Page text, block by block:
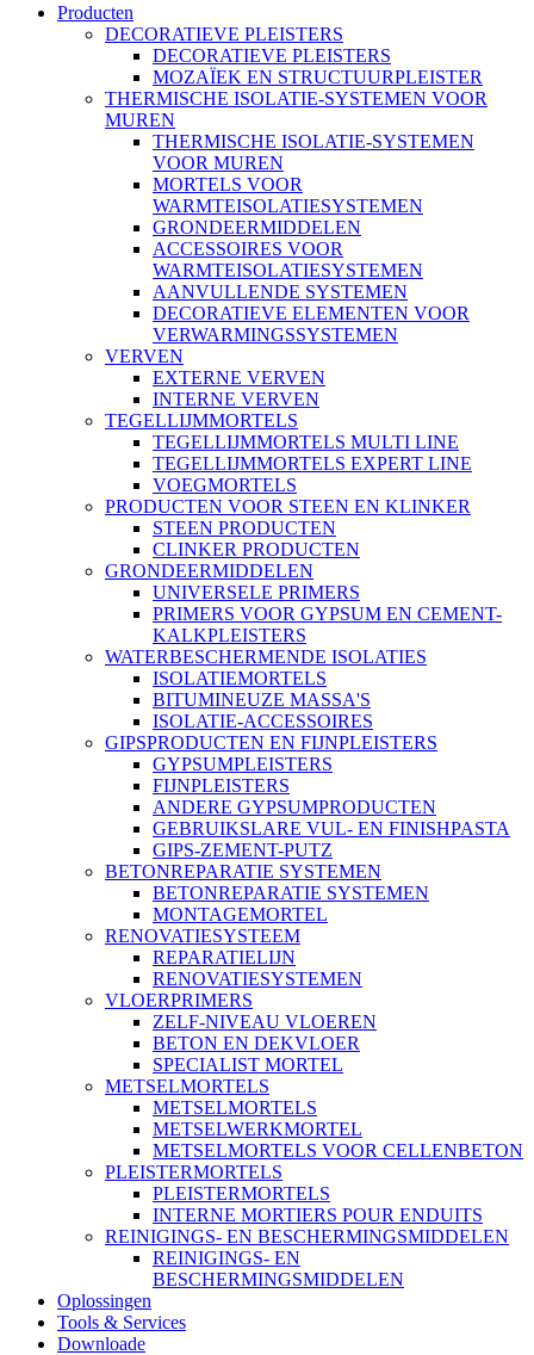
Producten
DECORATIEVE PLEISTERS
DECORATIEVE PLEISTERS
MOZAÏEK EN STRUCTUURPLEISTER
THERMISCHE ISOLATIE-SYSTEMEN VOOR
MUREN
THERMISCHE ISOLATIE-SYSTEMEN
VOOR MUREN
MORTELS VOOR
WARMTEISOLATIESYSTEMEN
GRONDEERMIDDELEN
ACCESSOIRES VOOR
WARMTEISOLATIESYSTEMEN
AANVULLENDE SYSTEMEN
DECORATIEVE ELEMENTEN VOOR
VERWARMINGSSYSTEMEN
VERVEN
EXTERNE VERVEN
INTERNE VERVEN
TEGELLIJMMORTELS
TEGELLIJMMORTELS MULTI LINE
TEGELLIJMMORTELS EXPERT LINE
VOEGMORTELS
PRODUCTEN VOOR STEEN EN KLINKER
STEEN PRODUCTEN
CLINKER PRODUCTEN
GRONDEERMIDDELEN
UNIVERSELE PRIMERS
PRIMERS VOOR GYPSUM EN CEMENT-
KALKPLEISTERS
WATERBESCHERMENDE ISOLATIES
ISOLATIEMORTELS
BITUMINEUZE MASSA'S
ISOLATIE-ACCESSOIRES
GIPSPRODUCTEN EN FIJNPLEISTERS
GYPSUMPLEISTERS
FIJNPLEISTERS
ANDERE GYPSUMPRODUCTEN
GEBRUIKSLARE VUL- EN FINISHPASTA
GIPS-ZEMENT-PUTZ
BETONREPARATIE SYSTEMEN
BETONREPARATIE SYSTEMEN
MONTAGEMORTEL
RENOVATIESYSTEEM
REPARATIELIJN
RENOVATIESYSTEMEN
VLOERPRIMERS
ZELF-NIVEAU VLOEREN
BETON EN DEKVLOER
SPECIALIST MORTEL
METSELMORTELS
METSELMORTELS
METSELWERKMORTEL
METSELMORTELS VOOR CELLENBETON
PLEISTERMORTELS
PLEISTERMORTELS
INTERNE MORTIERS POUR ENDUITS
REINIGINGS- EN BESCHERMINGSMIDDELEN
REINIGINGS- EN
BESCHERMINGSMIDDELEN
Oplossingen
Tools & Services
Downloade